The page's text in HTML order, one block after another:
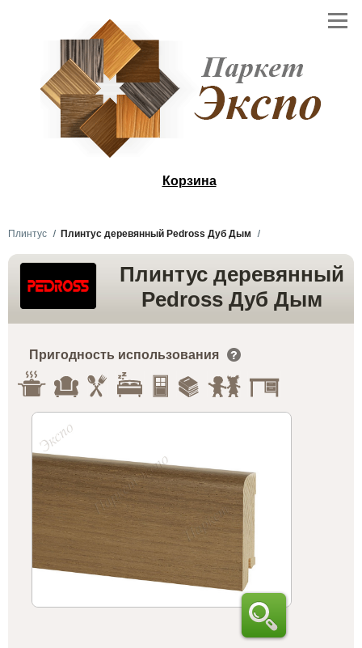
Корзина
Плинтус Плинтус деревянный Pedross Дуб Дым
Плинтус деревянный
Pedross Дуб Дым
Пригодность использования